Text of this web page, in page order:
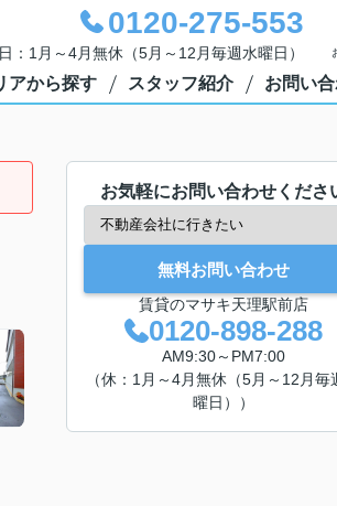
0120-275-553
1月～4月無休（5月～12月毎週水曜日）
アから探す スタッフ紹介 お問い
お気軽にお問い合わせくださ
無料お問い合わせ
賃貸のマサキ天理駅前店
0120-898-288
AM9:30～PM7:00
（休：1月～4月無休（5月～12月毎
曜日））